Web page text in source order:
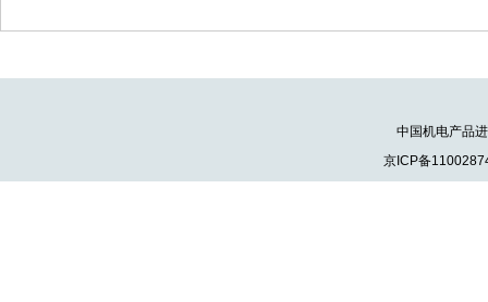
中国机电产品
京ICP备